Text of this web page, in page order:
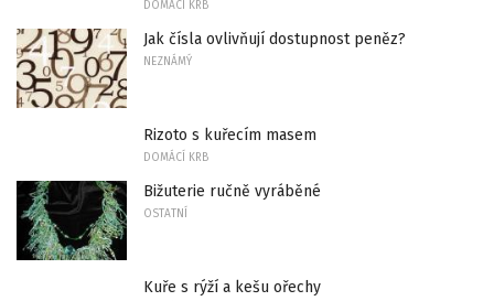
DOMÁCÍ KRB
Jak čísla ovlivňují dostupnost peněz?
NEZNÁMÝ
Rizoto s kuřecím masem
DOMÁCÍ KRB
Bižuterie ručně vyráběné
OSTATNÍ
Kuře s rýží a kešu ořechy